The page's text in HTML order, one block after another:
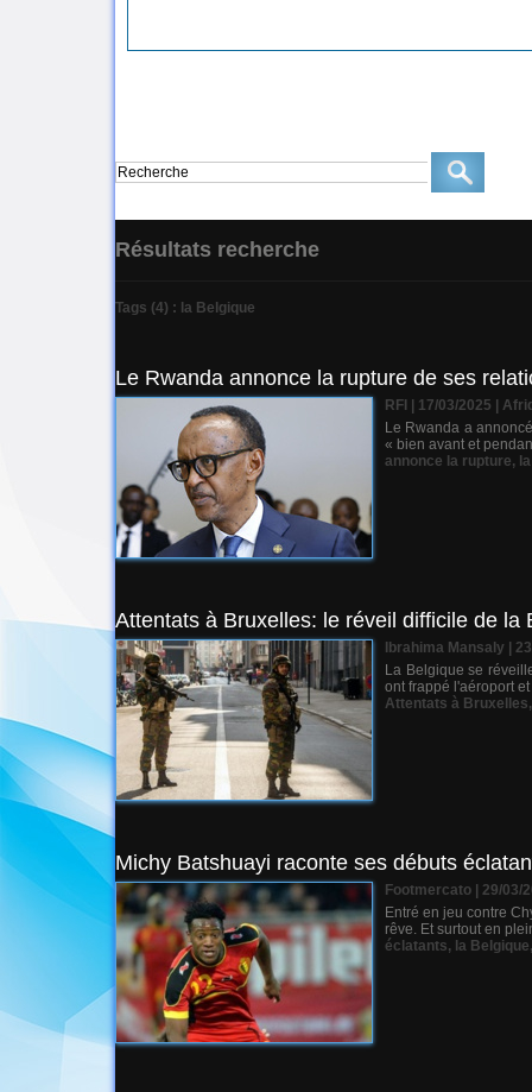
Résultats recherche
Tags (4) : la Belgique
Le Rwanda annonce la rupture de ses
RFI | 17/03/2025
Le Rwanda a
« bien avant et
annonce la rupture,
Attentats à Bruxelles: le réveil difficile de la
Ibrahima Mansaly |
La Belgique se
ont frappé l'aéroport
Attentats à Bruxelles,
Michy Batshuayi raconte ses débuts
Footmercato | 29/03/
Entré en jeu contre
rêve. Et surtout en
éclatants, la Belgique,